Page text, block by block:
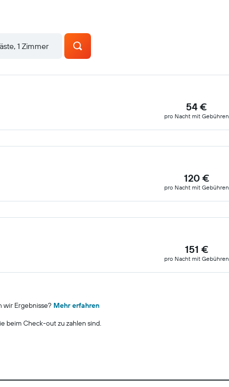
1 Zimmer
54 €
pro Nacht mit Gebühren
120 €
pro Nacht mit Gebühren
151 €
pro Nacht mit Gebühren
wir Ergebnisse? Mehr erfahren
beim Check-out zu zahlen sind.